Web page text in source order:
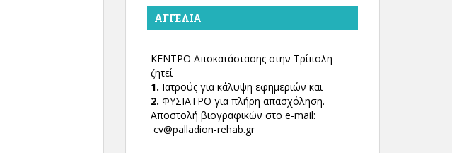
ΑΓΓΕΛΊΑ
ΚΕΝΤΡΟ Αποκατάστασης στην Τρίπολη
ζητεί
1. Ιατρούς για κάλυψη εφημεριών και
2. ΦΥΣΙΑΤΡΟ για πλήρη απασχόληση.
Αποστολή βιογραφικών στο e-mail:
cv@palladion-rehab.gr